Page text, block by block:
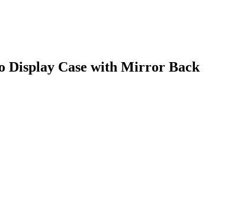
Display Case with Mirror Back